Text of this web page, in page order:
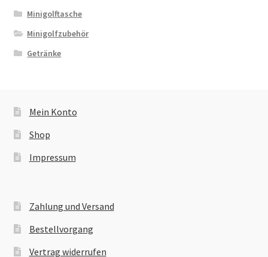
Minigolftasche
Minigolfzubehör
Getränke
Mein Konto
Shop
Impressum
Zahlung und Versand
Bestellvorgang
Vertrag widerrufen